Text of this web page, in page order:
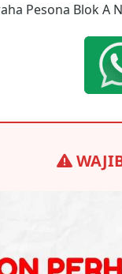
Pesona Blok A